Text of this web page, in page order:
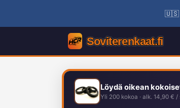
🇺🇸
Löydä oikean
Yli 200 kokoa · alk. 14,90 € /